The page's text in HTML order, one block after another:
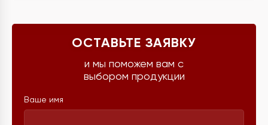
ОСТАВЬТЕ ЗАЯВКУ
и мы поможем вам с
выбором продукции
Ваше имя